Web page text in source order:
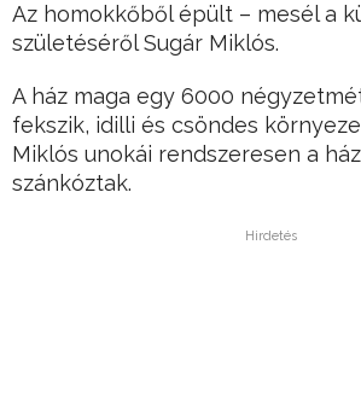
Az homokkőből épült – mesél a
születéséről Sugár Miklós.
A ház maga egy 6000
fekszik, idilli és csöndes
Miklós unokái rendszeresen a
szánkóztak.
Hirdetés